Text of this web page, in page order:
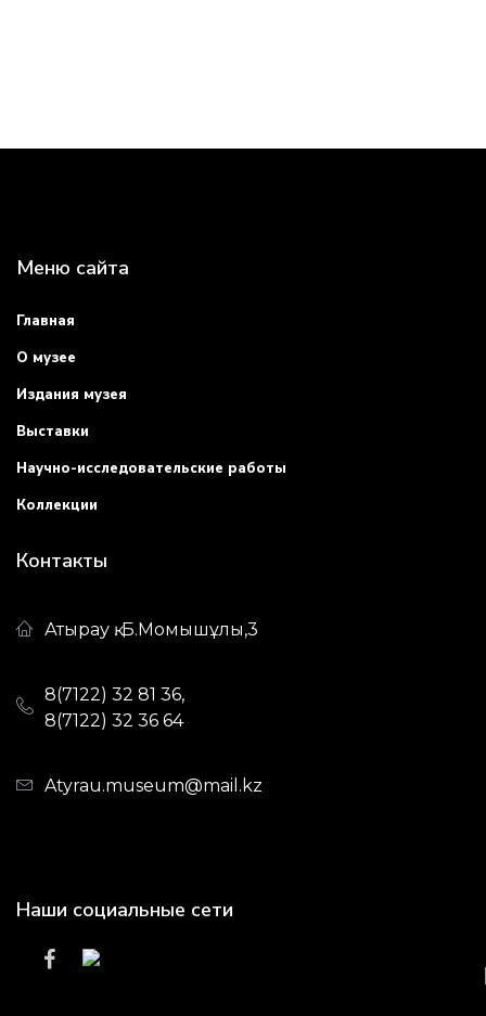
Меню сайта
Главная
О музее
Издания музея
Выставки
Научно-исследовательские работы
Коллекции
Контакты
Атырау қ. Б.Момышұлы,3
8(7122) 32 81 36,
8(7122) 32 36 64
Atyrau.museum@mail.kz
Наши социальные сети